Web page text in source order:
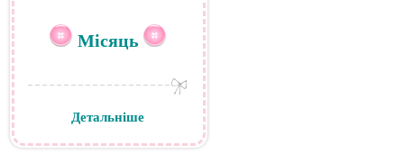
Місяць
Детальніше